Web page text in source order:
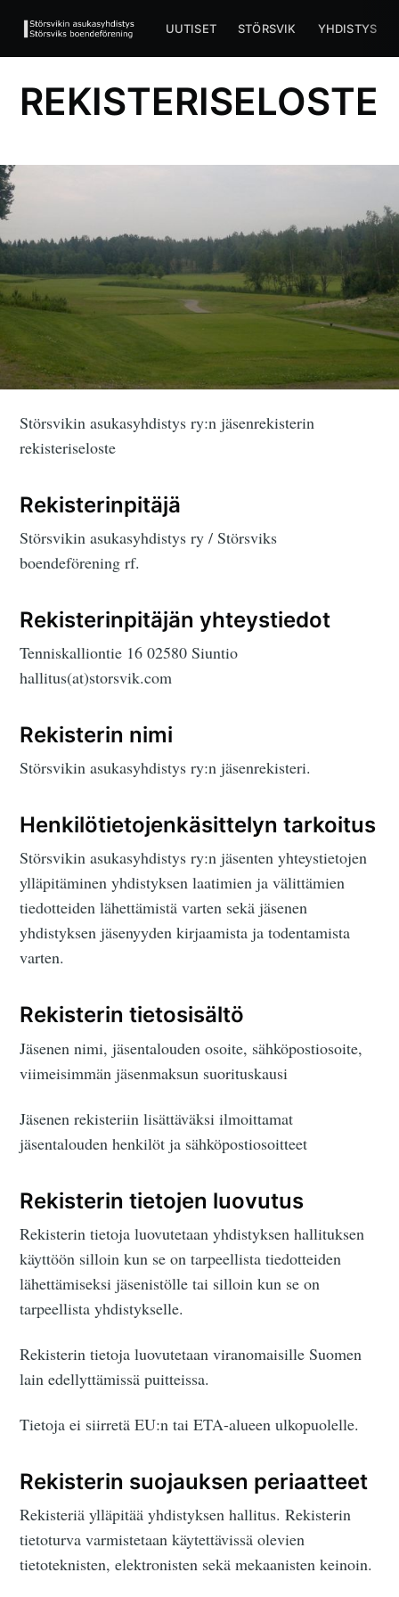
UUTISET STÖRSVIK YHDISTYS
REKISTERISELOSTE
Störsvikin asukasyhdistys ry:n jäsenrekisterin
rekisteriseloste
Rekisterinpitäjä
Störsvikin asukasyhdistys ry / Störsviks
boendeförening rf.
Rekisterinpitäjän yhteystiedot
Tenniskalliontie 16 02580 Siuntio
hallitus(at)storsvik.com
Rekisterin nimi
Störsvikin asukasyhdistys ry:n jäsenrekisteri.
Henkilötietojenkäsittelyn tarkoitus
Störsvikin asukasyhdistys ry:n jäsenten yhteystietojen
ylläpitäminen yhdistyksen laatimien ja välittämien
tiedotteiden lähettämistä varten sekä jäsenen
yhdistyksen jäsenyyden kirjaamista ja todentamista
varten.
Rekisterin tietosisältö
Jäsenen nimi, jäsentalouden osoite, sähköpostiosoite,
viimeisimmän jäsenmaksun suorituskausi
Jäsenen rekisteriin lisättäväksi ilmoittamat
jäsentalouden henkilöt ja sähköpostiosoitteet
Rekisterin tietojen luovutus
Rekisterin tietoja luovutetaan yhdistyksen hallituksen
käyttöön silloin kun se on tarpeellista tiedotteiden
lähettämiseksi jäsenistölle tai silloin kun se on
tarpeellista yhdistykselle.
Rekisterin tietoja luovutetaan viranomaisille Suomen
lain edellyttämissä puitteissa.
Tietoja ei siirretä EU:n tai ETA-alueen ulkopuolelle.
Rekisterin suojauksen periaatteet
Rekisteriä ylläpitää yhdistyksen hallitus. Rekisterin
tietoturva varmistetaan käytettävissä olevien
tietoteknisten, elektronisten sekä mekaanisten keinoin.